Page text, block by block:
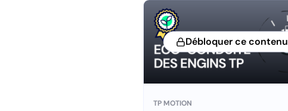
Débloquer ce contenu
TP MOTION